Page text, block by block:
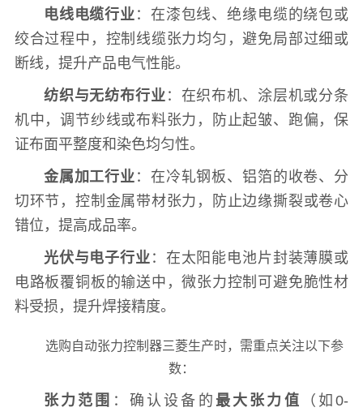
电线电缆行业 ：在漆包线、绝缘电缆的绕包或
绞合过程中，控制线缆张力均匀，避免局部过细或
断线，提升产品电气性能。
纺织与无纺布行业 ：在织布机、涂层机或分条
机中，调节纱线或布料张力，防止起皱、跑偏，保
证布面平整度和染色均匀性。
金属加工行业 ：在冷轧钢板、铝箔的收卷、分
切环节，控制金属带材张力，防止边缘撕裂或卷心
错位，提高成品率。
光伏与电子行业 ：在太阳能电池片封装薄膜或
电路板覆铜板的输送中，微张力控制可避免脆性材
料受损，提升焊接精度。
选购自动张力控制器三菱生产时，需重点关注以下参
数：
张力范围 ：确认设备的 最大张力值
（如0-